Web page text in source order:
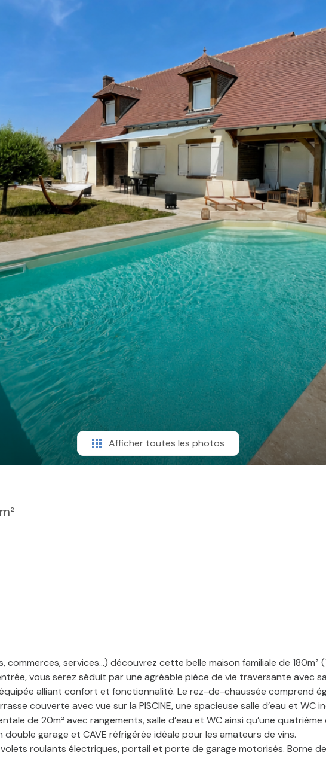
Afficher toutes les photos
commerces, services…) découvrez cette belle maison familiale de 180m²
vous serez séduit par une agréable pièce de vie traversante avec
alliant confort et fonctionnalité. Le rez-de-chaussée comprend
couverte avec vue sur la PISCINE, une spacieuse salle d’eau et WC
de 20m² avec rangements, salle d’eau et WC ainsi qu’une
garage et CAVE réfrigérée idéale pour les amateurs de vins.
roulants électriques, portail et porte de garage motorisés. Borne